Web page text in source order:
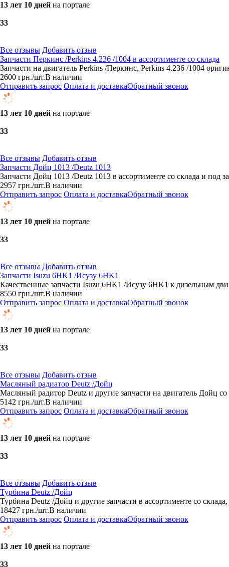
13 лет 10 дней на портале
33
Все отзывы Добавить отзыв
Запчасти Перкинс /Perkins 4.236 /1004 в ассортименте со склада
Запчасти на двигатель Perkins /Перкинс, Perkins 4.236 /1004
2600 грн./шт.В наличии
Отправить запрос Оплата и доставкаОбратный звонок
13 лет 10 дней на портале
33
Все отзывы Добавить отзыв
Запчасти Дойц 1013 /Deutz 1013
Запчасти Дойц 1013 /Deutz 1013 в ассортименте со склада и под
2957 грн./шт.В наличии
Отправить запрос Оплата и доставкаОбратный звонок
13 лет 10 дней на портале
33
Все отзывы Добавить отзыв
Запчасти Isuzu 6HK1 /Исузу 6HK1
Качественные запчасти Isuzu 6HK1 /Исузу 6HK1 к дизельным
8550 грн./шт.В наличии
Отправить запрос Оплата и доставкаОбратный звонок
13 лет 10 дней на портале
33
Все отзывы Добавить отзыв
Масляный радиатор Deutz /Дойц
Масляный радитор Deutz и другие запчасти на двигатель Дойц
5142 грн./шт.В наличии
Отправить запрос Оплата и доставкаОбратный звонок
13 лет 10 дней на портале
33
Все отзывы Добавить отзыв
Турбина Deutz /Дойц
Турбина Deutz /Дойц и другие запчасти в ассортименте со
18427 грн./шт.В наличии
Отправить запрос Оплата и доставкаОбратный звонок
13 лет 10 дней на портале
33